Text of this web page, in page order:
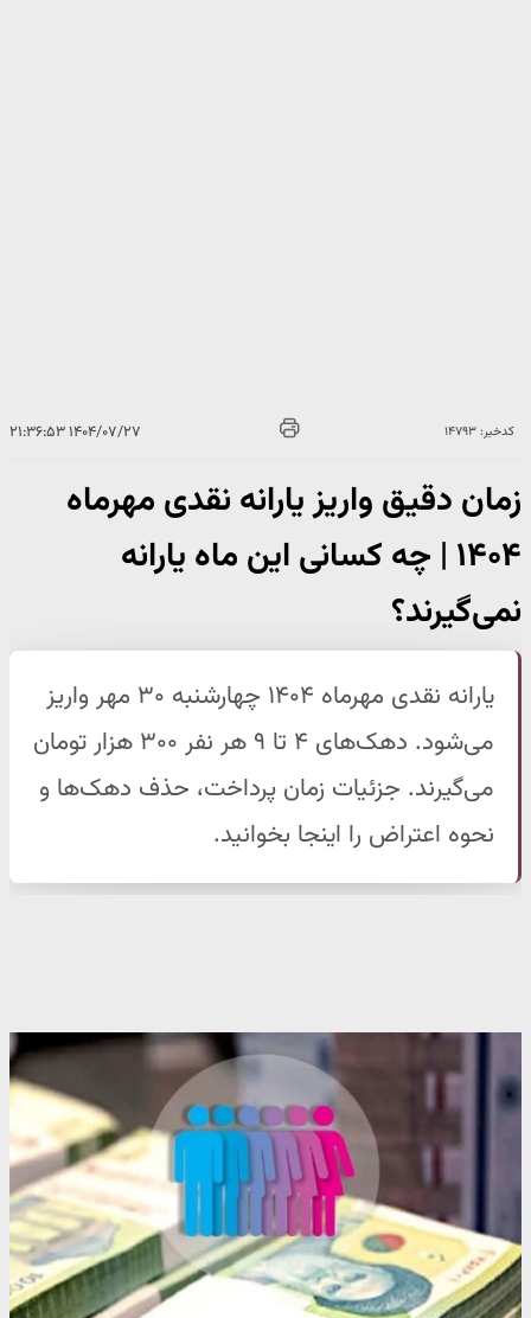
کدخبر: ۱۴۷۹۳ ۱۴۰۴/۰۷/۲۷ ۲۱:۳۶:۵۳
زمان دقیق واریز یارانه نقدی مهرماه
۱۴۰۴ | چه کسانی این ماه یارانه
نمی‌گیرند؟
یارانه نقدی مهرماه ۱۴۰۴ چهارشنبه ۳۰ مهر واریز
می‌شود. دهک‌های ۴ تا ۹ هر نفر ۳۰۰ هزار تومان
می‌گیرند. جزئیات زمان پرداخت، حذف دهک‌ها و
نحوه اعتراض را اینجا بخوانید.